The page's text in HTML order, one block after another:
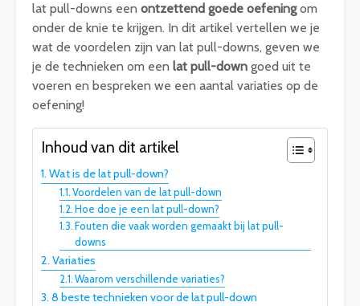
lat pull-downs een ontzettend goede oefeningom
onder de knie te krijgen. In dit artikel vertellen we je
wat de voordelen zijn van lat pull-downs, geven we
je de technieken om een lat pull-down goed uit te
voeren en bespreken we een aantal variaties op de
oefening!
Inhoud van dit artikel
Wat is de lat pull-down?
Voordelen van de lat pull-down
Hoe doe je een lat pull-down?
Fouten die vaak worden gemaakt bij lat pull-
downs
Variaties
Waarom verschillende variaties?
8 beste technieken voor de lat pull-down